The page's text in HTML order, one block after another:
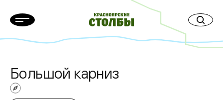
Большой карниз